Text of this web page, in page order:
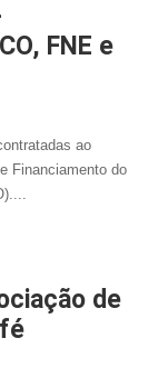
FNE e
ao
Financiamento do
de